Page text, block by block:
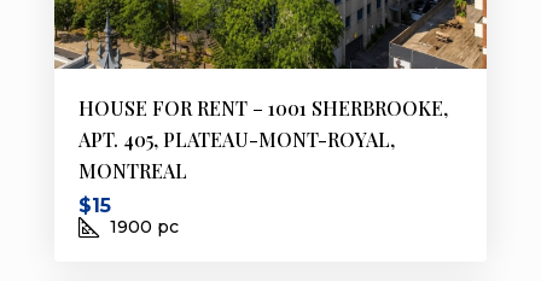
HOUSE FOR RENT – 1001 SHERBROOKE,
APT. 405, PLATEAU-MONT-ROYAL,
MONTREAL
$15
1900 pc